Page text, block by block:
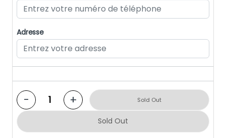
Adresse
- + Sold Out
Sold Out